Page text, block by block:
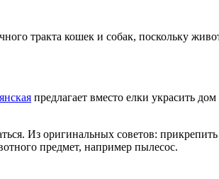
тракта кошек и собак, поскольку
предлагает вместо елки украсить
Из оригинальных советов:
предмет, например пылесос.